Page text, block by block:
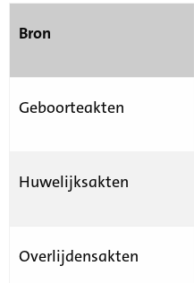
Bron
Geboorteakten
Huwelijksakten
Overlijdensakten